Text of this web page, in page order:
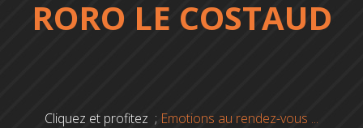
RORO LE COSTAUD
Cliquez et profitez ; Emotions au rendez-vous ...